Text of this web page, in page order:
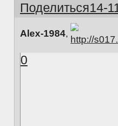
Поделиться14-
Alex-1984,
0